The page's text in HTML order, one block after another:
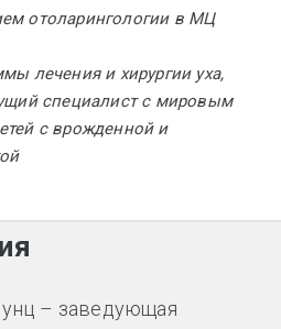
отоларингологии в МЦ
лечения и хирургии уха,
специалист с мировым
с врожденной и
– заведующая